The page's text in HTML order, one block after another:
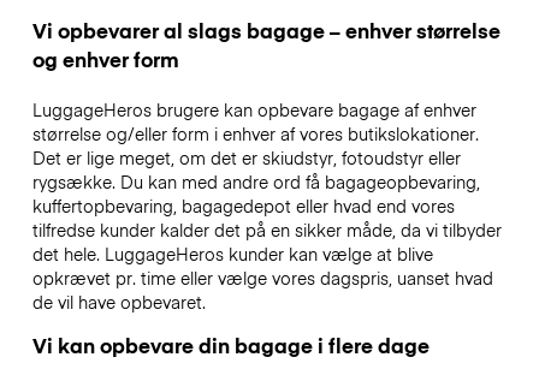
Vi opbevarer al slags bagage – enhver størrelse
og enhver form
LuggageHeros brugere kan opbevare bagage af enhver
størrelse og/eller form i enhver af vores butikslokationer.
Det er lige meget, om det er skiudstyr, fotoudstyr eller
rygsække. Du kan med andre ord få bagageopbevaring,
kuffertopbevaring, bagagedepot eller hvad end vores
tilfredse kunder kalder det på en sikker måde, da vi tilbyder
det hele. LuggageHeros kunder kan vælge at blive
opkrævet pr. time eller vælge vores dagspris, uanset hvad
de vil have opbevaret.
Vi kan opbevare din bagage i flere dage